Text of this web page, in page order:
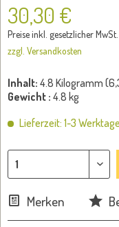
30,30 €
Preise inkl. gesetzlicher MwSt.
zzgl. Versandkosten
Inhalt: 4.8 Kilogramm (
Gewicht : 4.8 kg
Lieferzeit: 1-3 Werktage
Merken